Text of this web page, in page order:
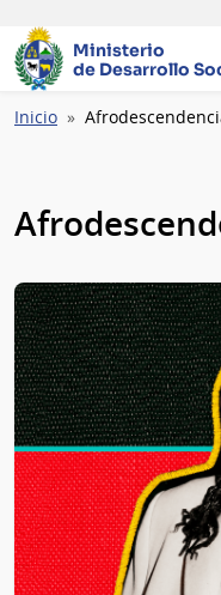
Ministerio
de Desarrollo
Ruta
Inicio